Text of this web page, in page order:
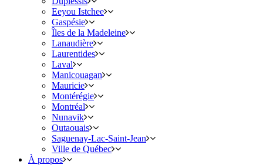
Eeyou Istchee
Gaspésie
Îles de la Madeleine
Lanaudière
Laurentides
Laval
Manicouagan
Mauricie
Montérégie
Montréal
Nunavik
Outaouais
Saguenay-Lac-Saint-Jean
Ville de Québec
À propos